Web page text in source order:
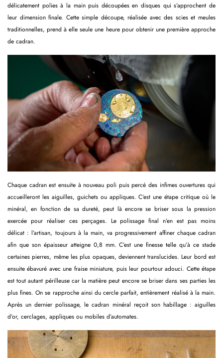
délicatement polies à la main puis découpées en disques qui s’approchent de
leur dimension finale. Cette simple découpe, réalisée avec des scies et meules
traditionnelles, prend à elle seule une heure pour obtenir une première approche
de cadran.
Chaque cadran est ensuite à nouveau poli puis percé des infimes ouvertures qui
accueilleront les aiguilles, guichets ou appliques. C’est une étape critique où le
minéral, en fonction de sa dureté, peut là encore se briser sous la pression
exercée pour réaliser ces perçages. Le polissage final n’en est pas moins
délicat : l’artisan, toujours à la main, va progressivement affiner chaque cadran
afin que son épaisseur atteigne 0,8 mm. C’est une finesse telle qu’à ce stade
certaines pierres, même les plus opaques, deviennent translucides. Leur bord est
ensuite ébavuré avec une fraise miniature, puis leur pourtour adouci. Cette étape
est tout autant périlleuse car la matière peut encore se briser dans ses parties les
plus fines. On se rapproche ainsi du cercle parfait, entièrement réalisé à la main.
Après un dernier polissage, le cadran minéral reçoit son habillage : aiguilles
d’or, cerclages, appliques ou mobiles d’automates.